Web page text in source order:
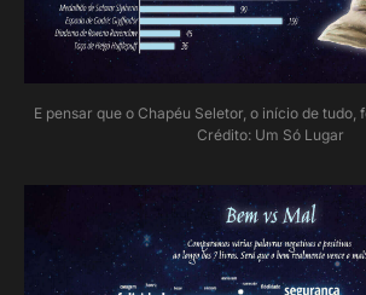
E pensar que o Chapéu Seletor, o início de tudo,
Crédito: Um Só Lugar